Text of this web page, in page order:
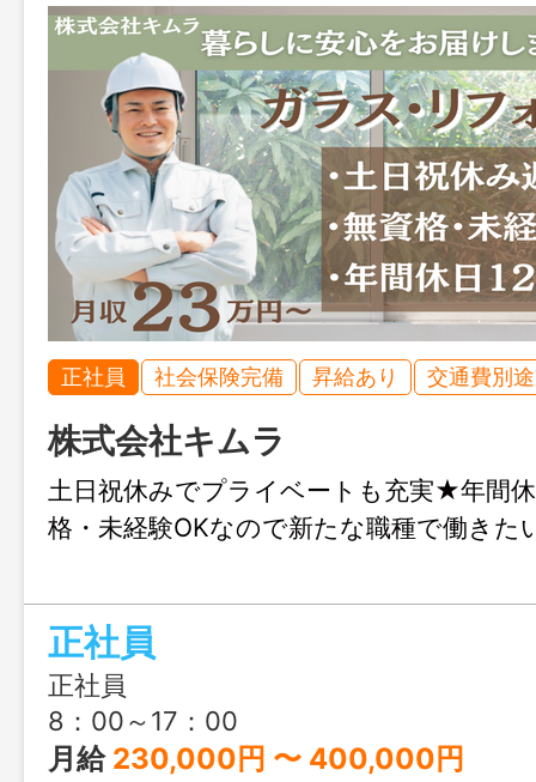
正社員 社会保険完備 昇給あり 交通費別
株式会社キムラ
土日祝休みでプライベートも充実★年間
格・未経験OKなので新たな職種で働き
正社員
正社員
8：00～17：00
月給 230,000円 〜 400,000円